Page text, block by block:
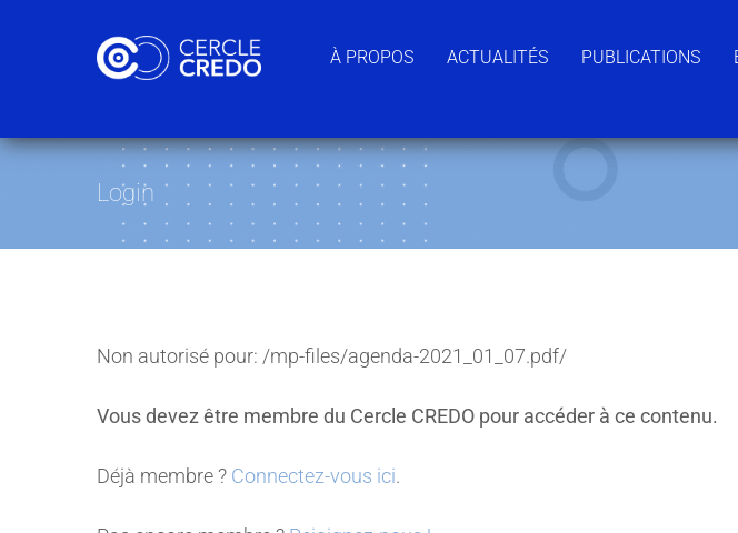
À PROPOS ACTUALITÉS PUBLICATIONS
Login
Non autorisé pour: /mp-files/agenda-2021_01_07.pdf/
Vous devez être membre du Cercle CREDO pour accéder à ce contenu.
Déjà membre ? Connectez-vous ici.